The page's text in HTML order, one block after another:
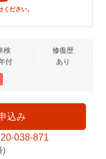
ださい。
検
付
修復歴
あり
込み
038-871
)